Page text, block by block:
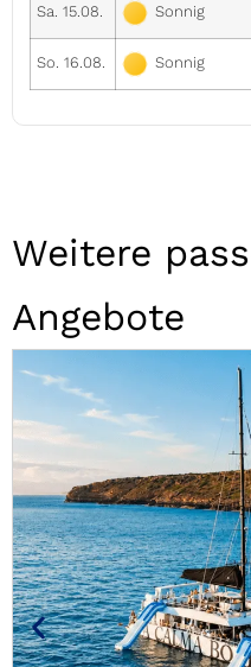
Sa. 15.08. Sonnig
So. 16.08. Sonnig
Weitere
Angebote